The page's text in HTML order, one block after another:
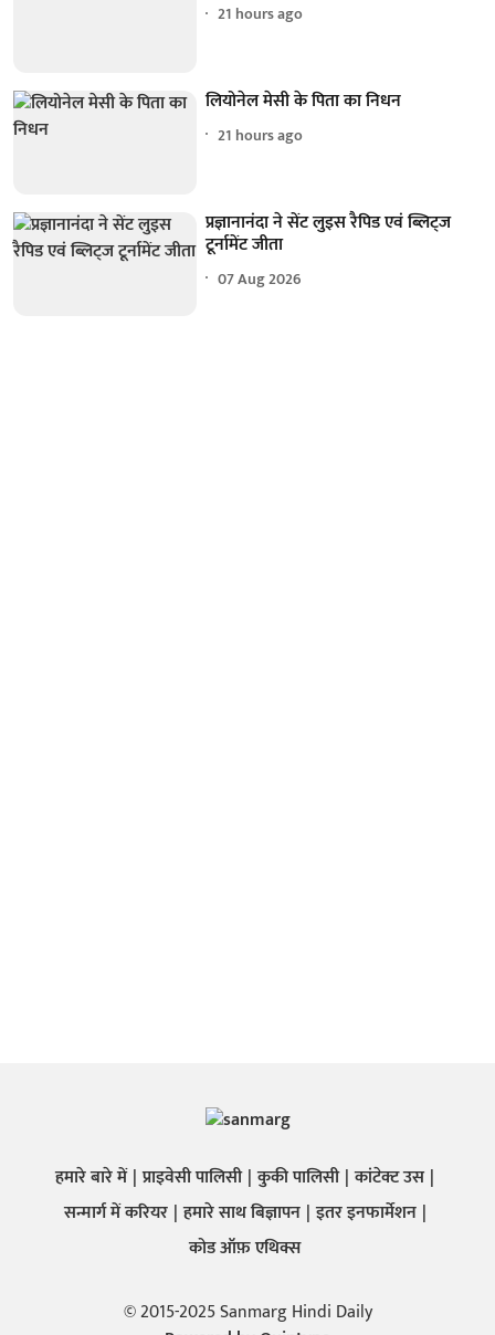
21 hours ago
लियोनेल मेसी के पिता का निधन
21 hours ago
प्रज्ञानानंदा ने सेंट लुइस रैपिड एवं ब्लिट्ज
टूर्नामेंट जीता
07 Aug 2026
हमारे बारे में प्राइवेसी पालिसी कुकी पालिसी कांटेक्ट उस
सन्मार्ग में करियर हमारे साथ बिज्ञापन इतर इनफार्मेशन
कोड ऑफ़ एथिक्स
© 2015-2025 Sanmarg Hindi Daily